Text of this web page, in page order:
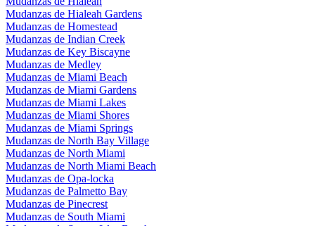
Mudanzas de Hialeah Gardens
Mudanzas de Homestead
Mudanzas de Indian Creek
Mudanzas de Key Biscayne
Mudanzas de Medley
Mudanzas de Miami Beach
Mudanzas de Miami Gardens
Mudanzas de Miami Lakes
Mudanzas de Miami Shores
Mudanzas de Miami Springs
Mudanzas de North Bay Village
Mudanzas de North Miami
Mudanzas de North Miami Beach
Mudanzas de Opa-locka
Mudanzas de Palmetto Bay
Mudanzas de Pinecrest
Mudanzas de South Miami